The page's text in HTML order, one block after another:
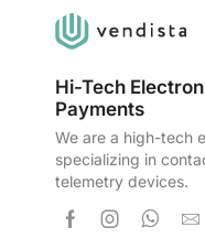
Hi-Tech
Payments
We are a high-tech
specializing in
telemetry devices.